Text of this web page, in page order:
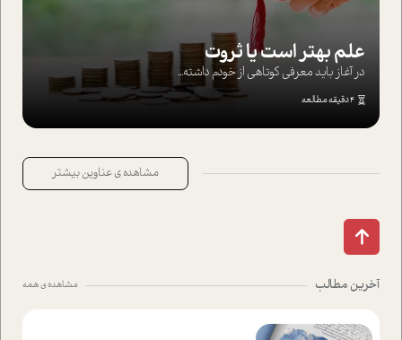
علم بهتر است یا ثروت
در آغاز باید معرفی کوتاهی از خودم داشته...
4 دقیقه مطالعه
مشاهده ی عناوین بیشتر
آخرین مطالب مشاهده ی همه